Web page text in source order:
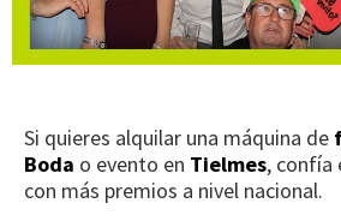
Si quieres alquilar una máquina de
Boda o evento en Tielmes, confía
con más premios a nivel nacional.